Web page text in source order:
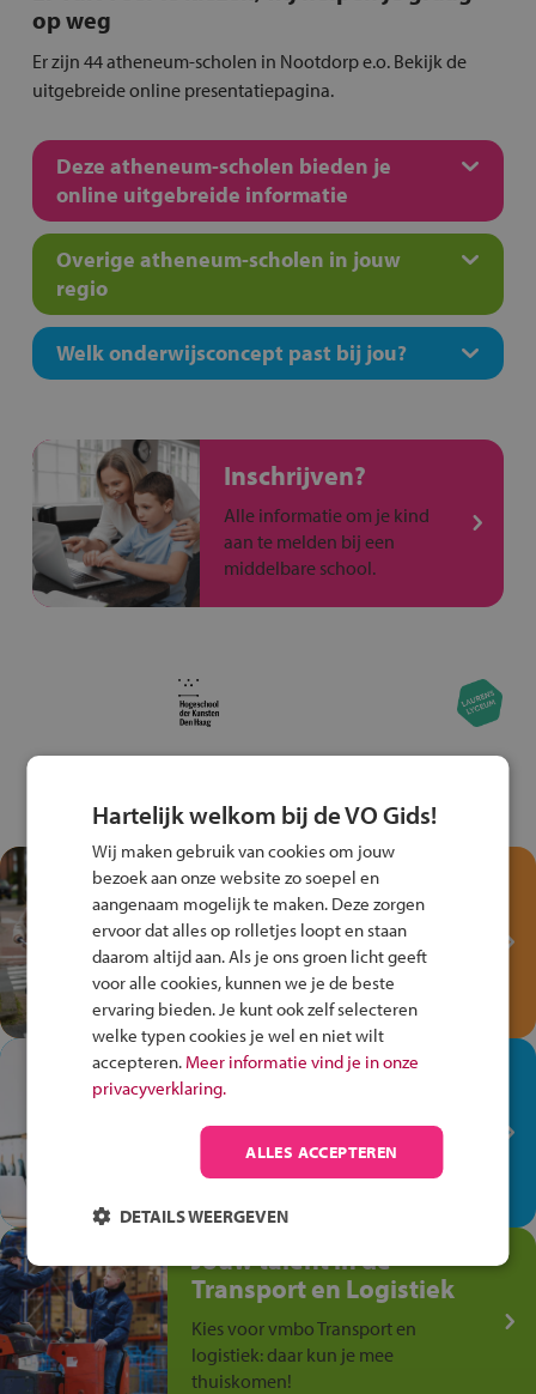
op weg
Er zijn 44 atheneum-scholen in Nootdorp e.o. Bekijk de
uitgebreide online presentatiepagina.
Deze atheneum-scholen bieden je
online uitgebreide informatie
Overige atheneum-scholen in jouw
regio
Welk onderwijsconcept past bij jou?
Inschrijven?
Alle informatie om je kind
aan te melden bij een
middelbare school.
Test je kennis met het
Fiets Veilig
Verkeersspel!
Speel het Fiets Veilig Verkeersspel
en win een Cortina-fiets!
In de winkel ben je op je
plek!
Ontdek via het vmbo jouw talent
op de winkelvloer, waar elke dag
Jouw talent in de
Transport en Logistiek
Kies voor vmbo Transport en
logistiek: daar kun je mee
thuiskomen!
Hartelijk welkom bij de VO Gids!
Wij maken gebruik van cookies om jouw
bezoek aan onze website zo soepel en
aangenaam mogelijk te maken. Deze zorgen
ervoor dat alles op rolletjes loopt en staan
daarom altijd aan. Als je ons groen licht geeft
voor alle cookies, kunnen we je de beste
ervaring bieden. Je kunt ook zelf selecteren
welke typen cookies je wel en niet wilt
accepteren. Meer informatie vind je in onze
privacyverklaring.
ALLES ACCEPTEREN
DETAILS WEERGEVEN